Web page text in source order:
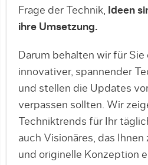
Frage der Technik,
Ideen
ihre Umsetzung.
Darum behalten wir für
innovativer, spannender
und stellen die Updates
verpassen sollten. Wir
Techniktrends für Ihr
auch Visionäres, das
und originelle Konzeption